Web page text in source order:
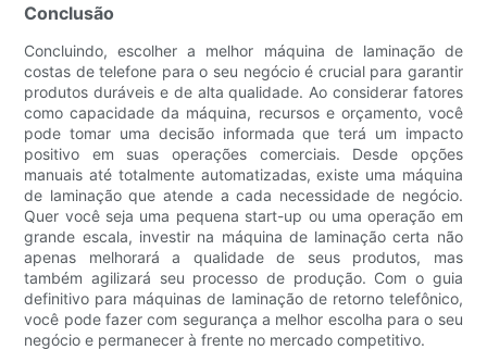
Conclusão
Concluindo, escolher a melhor máquina de laminação de
costas de telefone para o seu negócio é crucial para garantir
produtos duráveis ​​e de alta qualidade. Ao considerar fatores
como capacidade da máquina, recursos e orçamento, você
pode tomar uma decisão informada que terá um impacto
positivo em suas operações comerciais. Desde opções
manuais até totalmente automatizadas, existe uma máquina
de laminação que atende a cada necessidade de negócio.
Quer você seja uma pequena start-up ou uma operação em
grande escala, investir na máquina de laminação certa não
apenas melhorará a qualidade de seus produtos, mas
também agilizará seu processo de produção. Com o guia
definitivo para máquinas de laminação de retorno telefônico,
você pode fazer com segurança a melhor escolha para o seu
negócio e permanecer à frente no mercado competitivo.